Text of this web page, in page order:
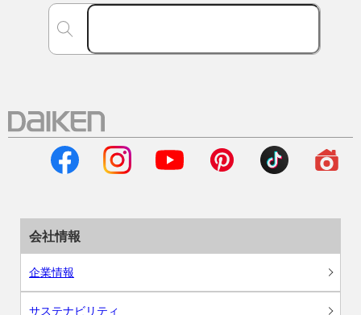
会社情報
企業情報
サステナビリティ